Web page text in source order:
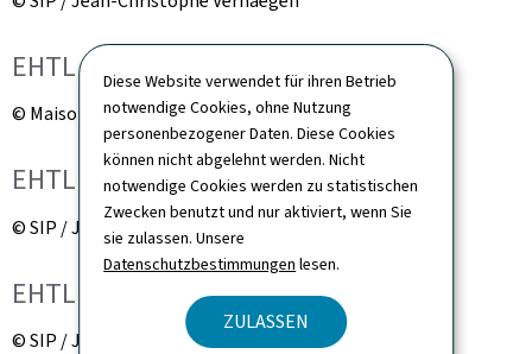
Diese Website verwendet für ihren Betrieb
notwendige Cookies, ohne Nutzung
personenbezogener Daten. Diese Cookies
können nicht abgelehnt werden. Nicht
notwendige Cookies werden zu statistischen
Zwecken benutzt und nur aktiviert, wenn Sie
sie zulassen. Unsere
Datenschutzbestimmungen lesen.
ZULASSEN
EHTL - Besuch des Praxisbereichs
© Maison du Grand-Duc / Sophie Margue
EHTL - Besuch des Praxisbereichs
© SIP / Jean-Christophe Verhaegen
EHTL - Besuch des Praxisbereichs
© SIP / Jean-Christophe Verhaegen